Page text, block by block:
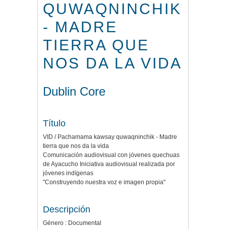
QUWAQNINCHIK
- MADRE
TIERRA QUE
NOS DA LA VIDA
Dublin Core
Título
VID / Pachamama kawsay quwaqninchik - Madre
tierra que nos da la vida
Comunicación audiovisual con jóvenes quechuas
de Ayacucho Iniciativa audiovisual realizada por
jóvenes indígenas
"Construyendo nuestra voz e imagen propia"
Descripción
Género : Documental